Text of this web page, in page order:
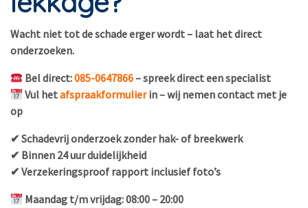
Wacht niet tot de schade erger wordt – laat het direct
onderzoeken.
Bel direct:085-0647866– spreek direct een specialist
Vul hetafspraakformulierin – wij nemen contact met je
op
✔ Schadevrij onderzoek zonder hak- of breekwerk
✔ Binnen 24 uur duidelijkheid
✔ Verzekeringsproof rapport inclusief foto’s
Maandag t/m vrijdag: 08:00 – 20:00